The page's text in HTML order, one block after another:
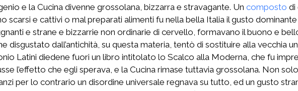
e la Cucina divenne grossolana, bizzarra e stravagante. Un composto di
scarsi e cattivi o mal preparati alimenti fu nella bella Italia il gusto
e strane e bizzarrie non ordinarie di cervello, formavano il buono e
disgustato dall’antichità, su questa materia, tentò di sostituire alla vecchia
Latini diedene fuori un libro intitolato lo Scalco alla Moderna, che fu
l’effetto che egli sperava, e la Cucina rimase tuttavia grossolana. Non
per lo contrario un disordine universale regnava su tutto, ed un gusto